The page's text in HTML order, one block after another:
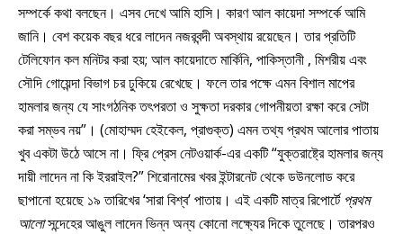
সম্পর্কে কথা বলছেন। এসব দেখে আমি হাসি। কারণ আল কায়েদা সম্পর্কে আমি
জানি। বেশ কয়েক বছর ধরে লাদেন নজরবন্দী অবস্থায় রয়েছেন। তার প্রতিটি
টেলিফোন কল মনিটর করা হয়; আল কায়েদাতে মার্কিনি, পাকিস্তানী , মিশরীয় এবং
সৌদি গোয়েন্দা বিভাগ চর ঢুকিয়ে রেখেছে। ফলে তার পক্ষে এমন বিশাল মাপের
হামলার জন্য যে সাংগঠনিক তৎপরতা ও সুক্ষতা দরকার গোপনীয়তা রক্ষা করে সেটা
করা সম্ভব নয়”। (মোহাম্মদ হেইকেল, প্রাগুক্ত) এমন তথ্য প্রথম আলোর পাতায়
খুব একটা উঠে আসে না। ফ্রি প্রেস নেটওয়ার্ক-এর একটি “যুক্তরাষ্ট্রে হামলার জন্য
দায়ী লাদেন না কি ইররাইল?” শিরোনামের খবর ইন্টারনেট থেকে ডউনলোড করে
ছাপানো হয়েছে ১৯ তারিখের ‘সারা বিশ্ব’ পাতায়। এই একটি মাত্র রিপোর্টে প্রথম
আলোসন্দেহের আঙুল লাদেন ভিন্ন অন্য কোনো লক্ষ্যের দিকে তুলেছে। তারপরও